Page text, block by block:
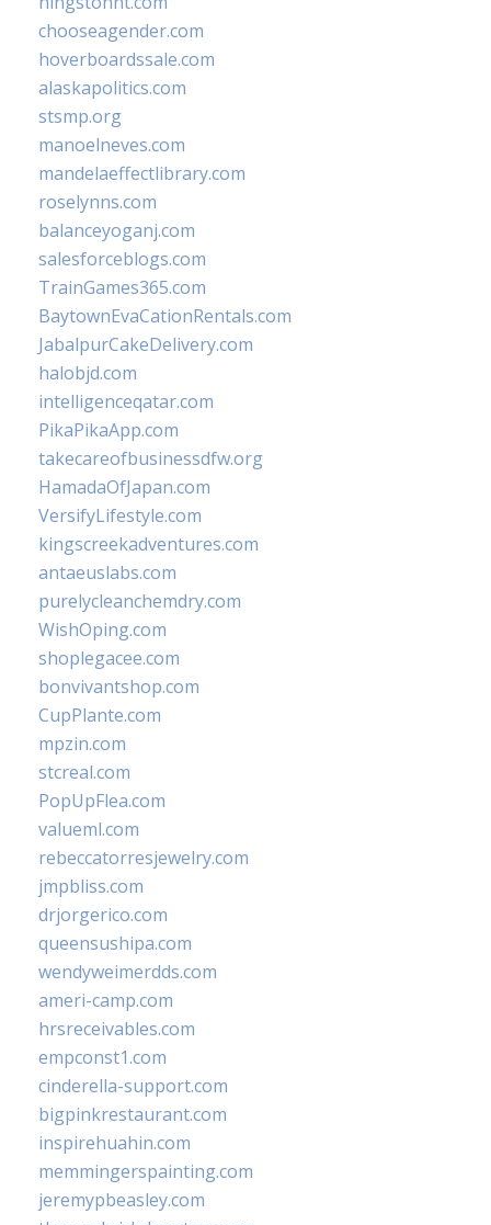
chooseagender.com
hoverboardssale.com
alaskapolitics.com
stsmp.org
manoelneves.com
mandelaeffectlibrary.com
roselynns.com
balanceyoganj.com
salesforceblogs.com
TrainGames365.com
BaytownEvaCationRentals.com
JabalpurCakeDelivery.com
halobjd.com
intelligenceqatar.com
PikaPikaApp.com
takecareofbusinessdfw.org
HamadaOfJapan.com
VersifyLifestyle.com
kingscreekadventures.com
antaeuslabs.com
purelycleanchemdry.com
WishOping.com
shoplegacee.com
bonvivantshop.com
CupPlante.com
mpzin.com
stcreal.com
PopUpFlea.com
valueml.com
rebeccatorresjewelry.com
jmpbliss.com
drjorgerico.com
queensushipa.com
wendyweimerdds.com
ameri-camp.com
hrsreceivables.com
empconst1.com
cinderella-support.com
bigpinkrestaurant.com
inspirehuahin.com
memmingerspainting.com
jeremypbeasley.com